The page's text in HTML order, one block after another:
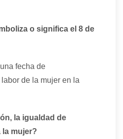
o significa el 8 de
fecha de
de la mujer en la
la igualdad de
mujer?